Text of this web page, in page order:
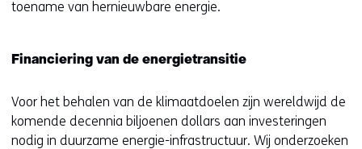
toename van hernieuwbare energie.
Financiering van de energietransitie
Voor het behalen van de klimaatdoelen zijn wereldwijd de
komende decennia biljoenen dollars aan investeringen
nodig in duurzame energie-infrastructuur. Wij onderzoeken